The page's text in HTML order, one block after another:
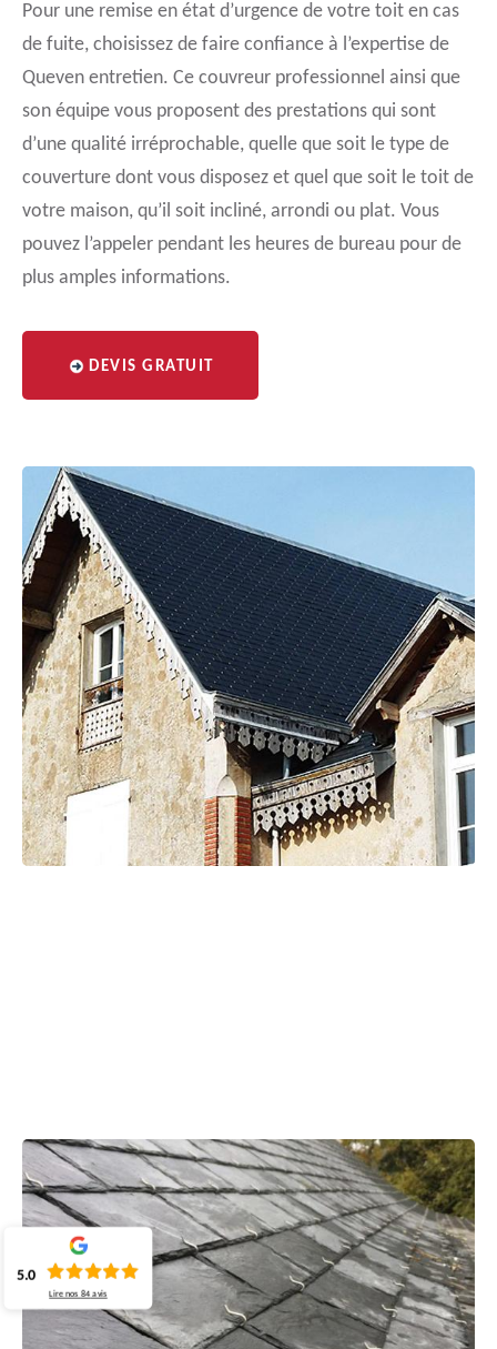
Pour une remise en état d’urgence de votre toit en cas
de fuite, choisissez de faire confiance à l’expertise de
Queven entretien. Ce couvreur professionnel ainsi que
son équipe vous proposent des prestations qui sont
d’une qualité irréprochable, quelle que soit le type de
couverture dont vous disposez et quel que soit le toit de
votre maison, qu’il soit incliné, arrondi ou plat. Vous
pouvez l’appeler pendant les heures de bureau pour de
plus amples informations.
DEVIS GRATUIT
5.0
Lire nos84 avis